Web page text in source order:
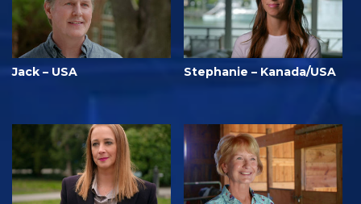
Jack – USA Stephanie – Kanada/USA